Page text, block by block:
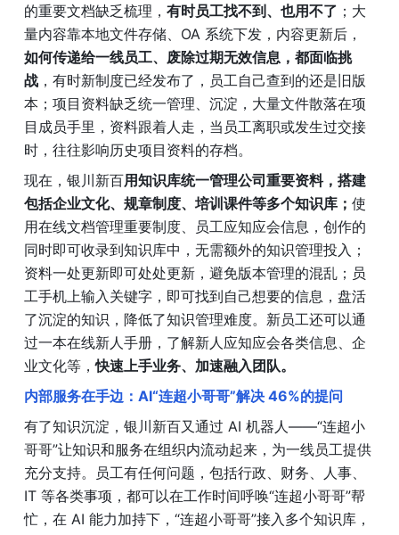
的重要文档缺乏梳理， 有时员工找不到、也用不了 ；大
量内容靠本地文件存储、OA 系统下发，内容更新后，
如何传递给一线员工、废除过期无效信息，都面临挑
战 ，有时新制度已经发布了，员工自己查到的还是旧版
本；项目资料缺乏统一管理、沉淀，大量文件散落在项
目成员手里，资料跟着人走，当员工离职或发生过交接
时，往往影响历史项目资料的存档。
现在，银川新百用知识库统一管理公司重要资料，搭建
包括企业文化、规章制度、培训课件等多个知识库； 使
用在线文档管理重要制度、员工应知应会信息，创作的
同时即可收录到知识库中，无需额外的知识管理投入；
资料一处更新即可处处更新，避免版本管理的混乱；员
工手机上输入关键字，即可找到自己想要的信息，盘活
了沉淀的知识，降低了知识管理难度。新员工还可以通
过一本在线新人手册，了解新人应知应会各类信息、企
业文化等，快速上手业务、加速融入团队。
内部服务在手边：AI“连超小哥哥”解决 46%的提问
有了知识沉淀，银川新百又通过 AI 机器人——“连超小
哥哥”让知识和服务在组织内流动起来，为一线员工提供
充分支持。员工有任何问题，包括行政、财务、人事、
IT 等各类事项，都可以在工作时间呼唤“连超小哥哥”帮
忙，在 AI 能力加持下，“连超小哥哥”接入多个知识库，